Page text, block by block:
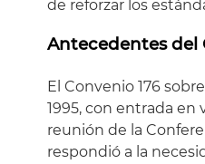
de reforzar los
Antecedentes del
El Convenio 176
1995, con entrada
reunión de la
respondió a la